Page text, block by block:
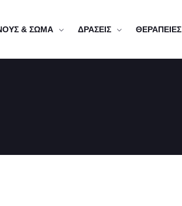
& ΣΩΜΑ ΔΡΑΣΕΙΣ ΘΕΡΑΠΕΙΕΣ